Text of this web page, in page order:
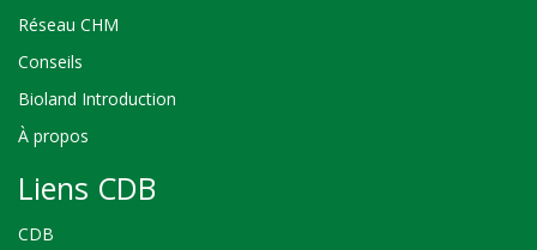
Réseau CHM
Conseils
Bioland Introduction
À propos
Liens CDB
CDB